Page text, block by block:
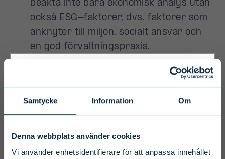
Samtycke Information Om
Denna webbplats använder cookies
Vi använder enhetsidentifierare för att anpassa innehållet
Primary
Disclaimer
To ensure we serve you with the most